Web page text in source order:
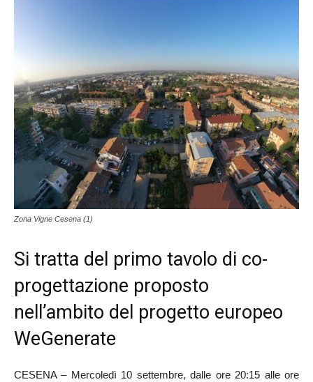
Zona Vigne Cesena (1)
Si tratta del primo tavolo di co-
progettazione proposto
nell’ambito del progetto europeo
WeGenerate
CESENA – Mercoledì 10 settembre, dalle ore 20:15 alle ore